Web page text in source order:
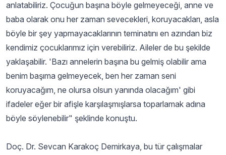
anlatabiliriz. Çocuğun başına böyle gelmeyeceği, anne ve
baba olarak onu her zaman sevecekleri, koruyacakları, asla
böyle bir şey yapmayacaklarının teminatını en azından biz
kendimiz çocuklarımız için verebiliriz. Aileler de bu şekilde
yaklaşabilir. 'Bazı annelerin başına bu gelmiş olabilir ama
benim başıma gelmeyecek, ben her zaman seni
koruyacağım, ne olursa olsun yanında olacağım' gibi
ifadeler eğer bir afişle karşılaşmışlarsa toparlamak adına
böyle söylenebilir" şeklinde konuştu.
Doç. Dr. Sevcan Karakoç Demirkaya, bu tür çalışmalar